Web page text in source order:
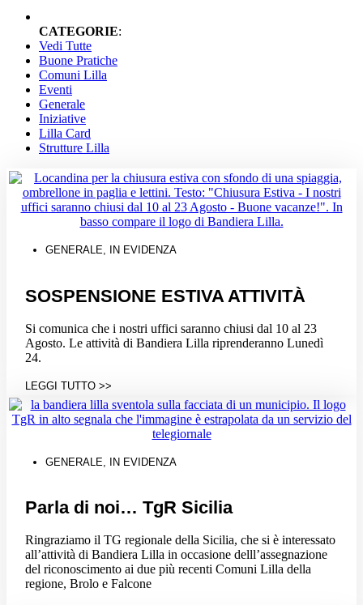
CATEGORIE:
Vedi Tutte
Buone Pratiche
Comuni Lilla
Eventi
Generale
Iniziative
Lilla Card
Strutture Lilla
GENERALE, IN EVIDENZA
SOSPENSIONE ESTIVA ATTIVITÀ
Si comunica che i nostri uffici saranno chiusi dal 10 al 23
Agosto. Le attività di Bandiera Lilla riprenderanno Lunedì
24.
LEGGI TUTTO >>
GENERALE IN EVIDENZA
Parla di noi… TgR Sicilia
Ringraziamo il TG regionale della Sicilia, che si è interessato
all’attività di Bandiera Lilla in occasione delll’assegnazione
del riconoscimento ai due più recenti Comuni Lilla della
regione, Brolo e Falcone